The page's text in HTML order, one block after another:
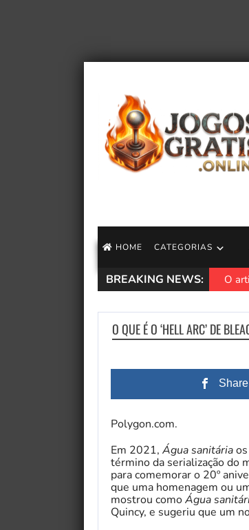
HOME CATEGORIAS
BREAKING NEWS: O
O QUE É O ‘HELL ARC’ DE
Share
Polygon.com.
Em 2021, Água sanitária
término da serialização do
para comemorar o 20º
que uma homenagem ou
mostrou comoÁgua
Quincy, e sugeriu que um